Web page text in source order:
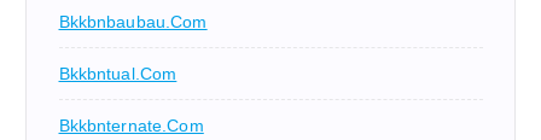
Bkkbnbaubau.com
Bkkbntual.com
Bkkbnternate.com